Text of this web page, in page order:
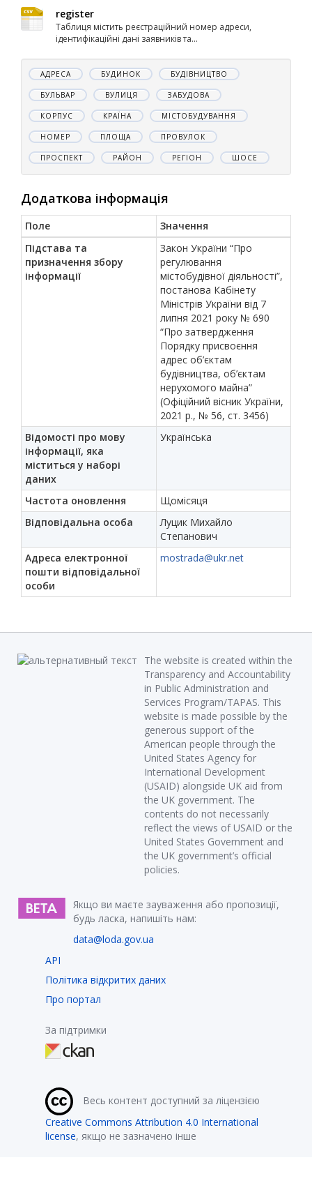
register
Таблиця містить реєстраційний номер адреси,
ідентифікаційні дані заявників та...
АДРЕСА БУДИНОК БУДІВНИЦТВО
БУЛЬВАР ВУЛИЦЯ ЗАБУДОВА
КОРПУС КРАЇНА МІСТОБУДУВАННЯ
НОМЕР ПЛОЩА ПРОВУЛОК
ПРОСПЕКТ РАЙОН РЕГІОН ШОСЕ
Додаткова інформація
Поле
Значення
Підстава та
призначення збору
інформації
Закон України “Про
регулювання
містобудівної діяльності”,
постанова Кабінету
Міністрів України від 7
липня 2021 року № 690
“Про затвердження
Порядку присвоєння
адрес об’єктам
будівництва, об’єктам
нерухомого майна”
(Офіційний вісник України,
2021 р., № 56, ст. 3456)
Відомості про мову
інформації, яка
міститься у наборі
даних
Українська
Частота оновлення
Щомісяця
Відповідальна особа
Луцик Михайло
Степанович
Адреса електронної
пошти відповідальної
особи
mostrada@ukr.net
The website is created within the
Transparency and Accountability
in Public Administration and
Services Program/TAPAS. This
website is made possible by the
generous support of the
American people through the
United States Agency for
International Development
(USAID) alongside UK aid from
the UK government. The
contents do not necessarily
reflect the views of USAID or the
United States Government and
the UK government’s official
policies.
Якщо ви маєте зауваження або пропозиції,
будь ласка, напишіть нам:
data@loda.gov.ua
API
Політика відкритих даних
Про портал
За підтримки
Весь контент доступний за ліцензією
Creative Commons Attribution 4.0 International
license, якщо не зазначено інше